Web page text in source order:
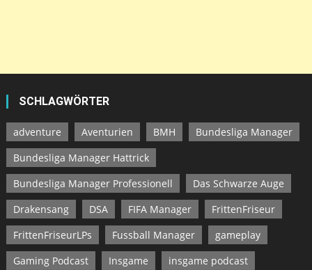
SCHLAGWÖRTER
adventure Aventurien BMH
Bundesliga Manager
Bundesliga Manager Hattrick
Bundesliga Manager Professionell
Das Schwarze Auge
Drakensang
DSA FIFA Manager
FrittenFriseur
FrittenFriseurLPs
Fussball Manager
gameplay
Gaming Podcast
Insgame
insgame podcast